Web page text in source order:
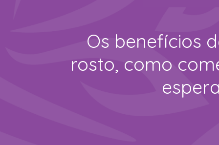
Os benefícios
rosto, como